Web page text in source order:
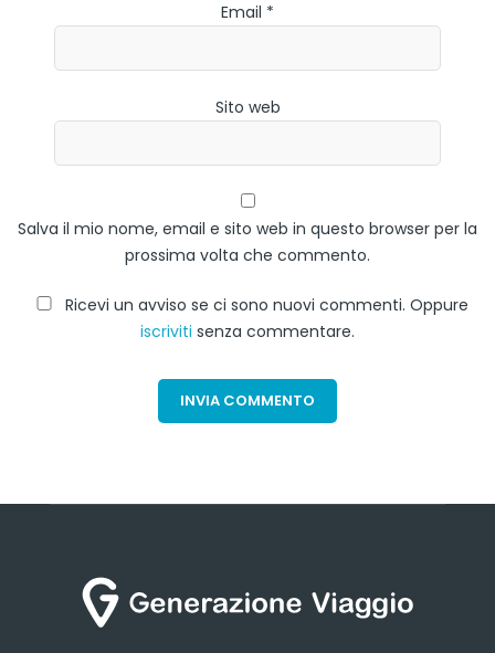
Email *
Sito web
Salva il mio nome, email e sito web in questo browser per la
prossima volta che commento.
Ricevi un avviso se ci sono nuovi commenti. Oppure
iscriviti senza commentare.